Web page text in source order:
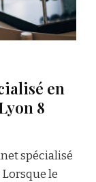
en
8
spécialisé
le